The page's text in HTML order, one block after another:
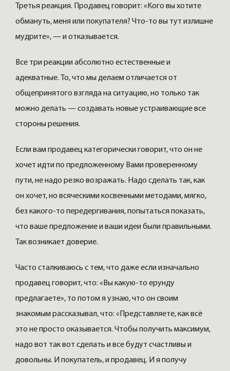
Третья реакция. Продавец говорит: «Кого вы хотите
обмануть, меня или покупателя? Что-то вы тут излишне
мудрите», — и отказывается.
Все три реакции абсолютно естественные и
адекватные. То, что мы делаем отличается от
общепринятого взгляда на ситуацию, но только так
можно делать — создавать новые устраивающие все
стороны решения.
Если вам продавец категорически говорит, что он не
хочет идти по предложенному Вами проверенному
пути, не надо резко возражать. Надо сделать так, как
он хочет, но всяческими косвенными методами, мягко,
без какого-то передергивания, попытаться показать,
что ваше предложение и ваши идеи были правильными.
Так возникает доверие.
Часто сталкиваюсь с тем, что даже если изначально
продавец говорит, что: «Вы какую-то ерунду
предлагаете», то потом я узнаю, что он своим
знакомым рассказывал, что: «Представляете, как всё
это не просто оказывается. Чтобы получить максимум,
надо вот так вот сделать и все будут счастливы и
довольны. И покупатель, и продавец. И я получу